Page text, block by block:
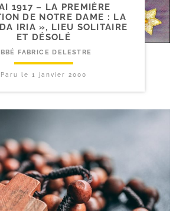
1917 – LA PREMIÈRE
DE NOTRE DAME : LA
IRIA », LIEU SOLITAIRE
ET DÉSOLÉ
FABRICE DELESTRE
Paru le 1 janvier 2000